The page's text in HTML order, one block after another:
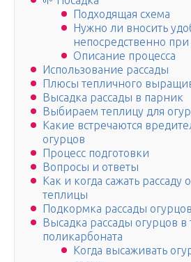
Подходящая схема
Нужно ли вносить
непосредственно при
Описание процесса
Использование рассады
Плюсы тепличного
Высадка рассады в парник
Выбираем теплицу для
Какие встречаются
огурцов
Процесс подготовки
Вопросы и ответы
Как и когда сажать рассаду
теплицы
Подкормка рассады
Высадка рассады огурцов в
поликарбоната
Когда высаживать